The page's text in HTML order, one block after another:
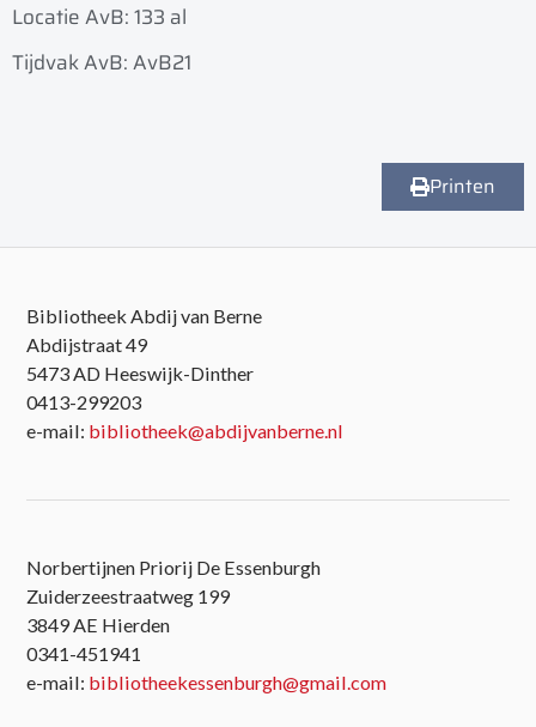
Locatie AvB: 133 al
Tijdvak AvB: AvB21
Printen
Bibliotheek Abdij van Berne
Abdijstraat 49
5473 AD Heeswijk-Dinther
0413-299203
e-mail: bibliotheek@abdijvanberne.nl
Norbertijnen Priorij De Essenburgh
Zuiderzeestraatweg 199
3849 AE Hierden
0341-451941
e-mail: bibliotheekessenburgh@gmail.com